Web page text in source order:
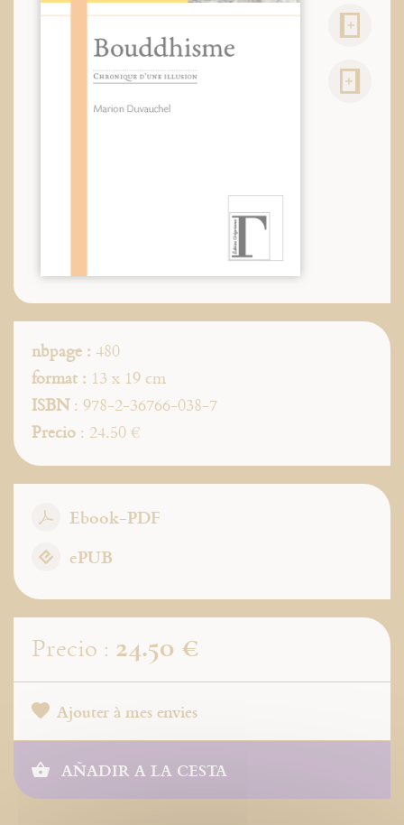
nbpage : 480
format : 13 x 19 cm
ISBN: 978-2-36766-038-7
Precio : 24.50 €
Ebook-PDF
ePUB
Precio : 24.50 €
Ajouter à mes envies
AÑADIR A LA CESTA